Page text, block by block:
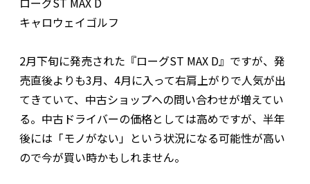
キャロウェイゴルフ
2月下旬に発売された『ローグST MAX D』ですが、発
売直後よりも3月、4月に入って右肩上がりで人気が出
てきていて、中古ショップへの問い合わせが増えてい
る。中古ドライバーの価格としては高めですが、半年
後には「モノがない」という状況になる可能性が高い
ので今が買い時かもしれません。